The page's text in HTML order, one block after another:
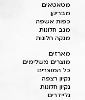
מטאטאים
מבריקן
כפות אשפה
מגב חלונות
מנקה חלונות
מארזים
מוצרים משלימים
כל המוצרים
נקיון רצפה
נקיון חלונות
גליידרים